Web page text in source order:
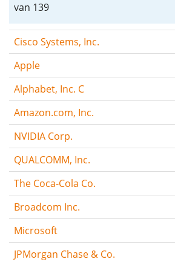
van 139
Cisco Systems, Inc.
Apple
Alphabet, Inc. C
Amazon.com, Inc.
NVIDIA Corp.
QUALCOMM, Inc.
The Coca-Cola Co.
Broadcom Inc.
Microsoft
JPMorgan Chase & Co.